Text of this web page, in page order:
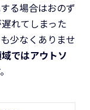
る場合はおのず
れてしまった
少なくありませ
ではアウトソ